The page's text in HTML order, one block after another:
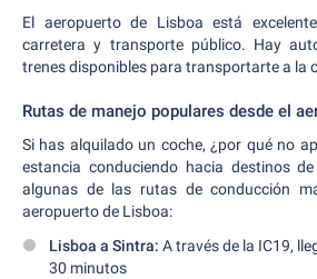
El aeropuerto de Lisboa está
carretera y transporte público. Hay
trenes disponibles para transportarte a la
Rutas de manejo populares desde el
Si has alquilado un coche, ¿por qué no
estancia conduciendo hacia destinos
algunas de las rutas de conducción
aeropuerto de Lisboa:
Lisboa a Sintra: A través de la IC19,
30 minutos